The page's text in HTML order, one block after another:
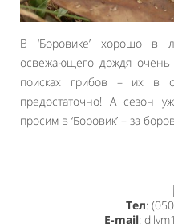
В ‘Боровике’ хорошо в
освежающего дождя очень
поисках грибов – их в
предостаточно! А сезон
просим в ‘Боровик’ – за
Тел:
E-mail: